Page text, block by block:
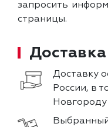
запросить
страницы.
Доставка
Доставку
России, в
Новгороду